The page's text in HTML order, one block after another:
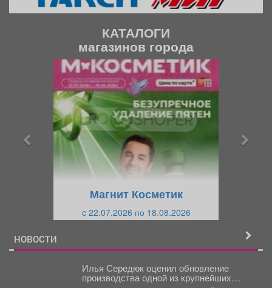
КАТАЛОГИ
магазинов города
Магнит Косметик
c 22.07.2026 по 18.08.2026
НОВОСТИ
Илья Середюк оценил обновление
производства одной из крупнейших